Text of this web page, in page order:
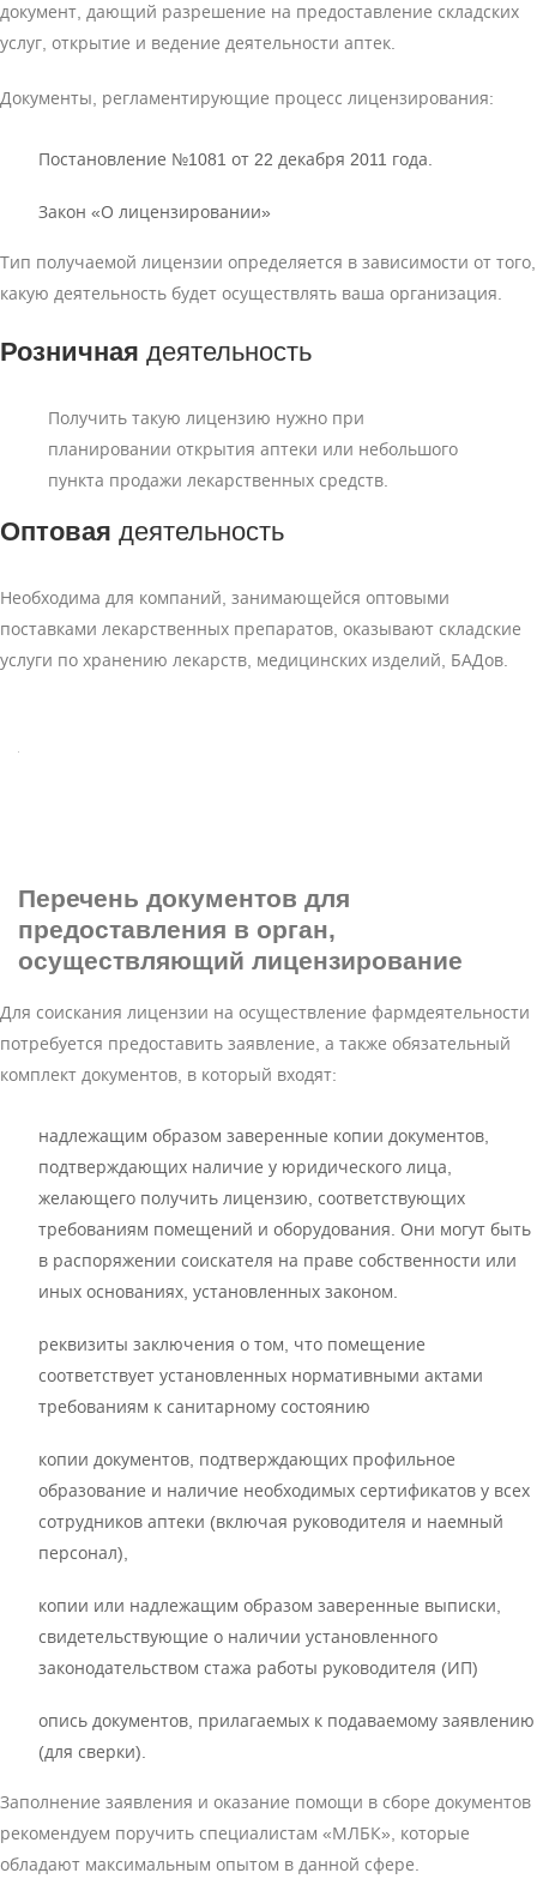
документ, дающий разрешение на предоставление складских
услуг, открытие и ведение деятельности аптек.
Документы, регламентирующие процесс лицензирования:
Постановление №1081 от 22 декабря 2011 года.
Закон «О лицензировании»
Тип получаемой лицензии определяется в зависимости от того,
какую деятельность будет осуществлять ваша организация.
Розничная деятельность
Получить такую лицензию нужно при
планировании открытия аптеки или небольшого
пункта продажи лекарственных средств.
Оптовая деятельность
Необходима для компаний, занимающейся оптовыми
поставками лекарственных препаратов, оказывают складские
услуги по хранению лекарств, медицинских изделий, БАДов.
Перечень документов для
предоставления в орган,
осуществляющий лицензирование
Для соискания лицензии на осуществление фармдеятельности
потребуется предоставить заявление, а также обязательный
комплект документов, в который входят:
надлежащим образом заверенные копии документов,
подтверждающих наличие у юридического лица,
желающего получить лицензию, соответствующих
требованиям помещений и оборудования. Они могут быть
в распоряжении соискателя на праве собственности или
иных основаниях, установленных законом.
реквизиты заключения о том, что помещение
соответствует установленных нормативными актами
требованиям к санитарному состоянию
копии документов, подтверждающих профильное
образование и наличие необходимых сертификатов у всех
сотрудников аптеки (включая руководителя и наемный
персонал),
копии или надлежащим образом заверенные выписки,
свидетельствующие о наличии установленного
законодательством стажа работы руководителя (ИП)
опись документов, прилагаемых к подаваемому заявлению
(для сверки).
Заполнение заявления и оказание помощи в сборе документов
рекомендуем поручить специалистам «МЛБК», которые
обладают максимальным опытом в данной сфере.